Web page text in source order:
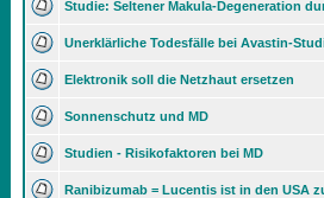
Studie: Seltener Makula-Degeneration
Unerklärliche Todesfälle bei Avastin-
Elektronik soll die Netzhaut ersetzen
Sonnenschutz und MD
Studien - Risikofaktoren bei MD
Ranibizumab = Lucentis ist in den USA